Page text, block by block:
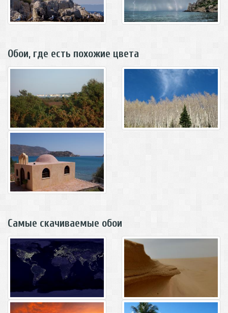
Обои, где есть похожие цвета
Самые скачиваемые обои